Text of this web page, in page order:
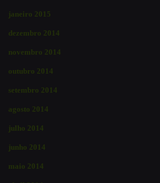
janeiro 2015
dezembro 2014
novembro 2014
outubro 2014
setembro 2014
agosto 2014
julho 2014
junho 2014
maio 2014